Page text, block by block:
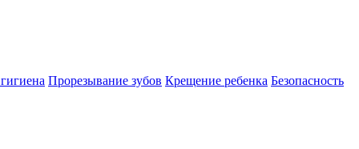
Прорезывание зубов Крещение ребенка Безопасность